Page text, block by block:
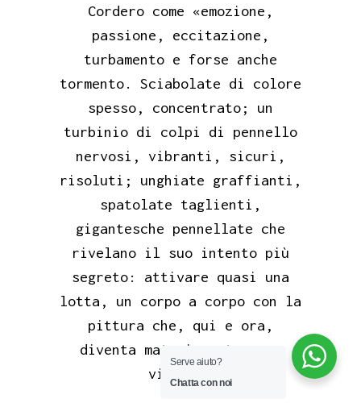
Cordero come «emozione,
passione, eccitazione,
turbamento e forse anche
tormento. Sciabolate di colore
spesso, concentrato; un
turbinio di colpi di pennello
nervosi, vibranti, sicuri,
risoluti; unghiate graffianti,
spatolate taglienti,
gigantesche pennellate che
rivelano il suo intento più
segreto: attivare quasi una
lotta, un corpo a corpo con la
pittura che, qui e ora,
diventa materia autonoma,
vitale».
Serve aiuto?
Chatta con noi